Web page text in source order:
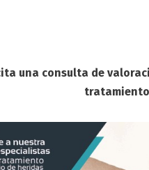
una consulta de